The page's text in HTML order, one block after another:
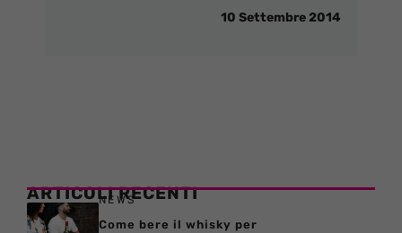
10 Settembre 2014
ARTICOLI RECENTI
NEWS
Come bere il whisky per